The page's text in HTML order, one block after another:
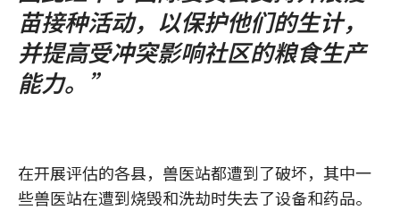
苗接种活动，以保护他们的生计，
并提高受冲突影响社区的粮食生产
能力。”
在开展评估的各县，兽医站都遭到了破坏，其中一
些兽医站在遭到烧毁和洗劫时失去了设备和药品。